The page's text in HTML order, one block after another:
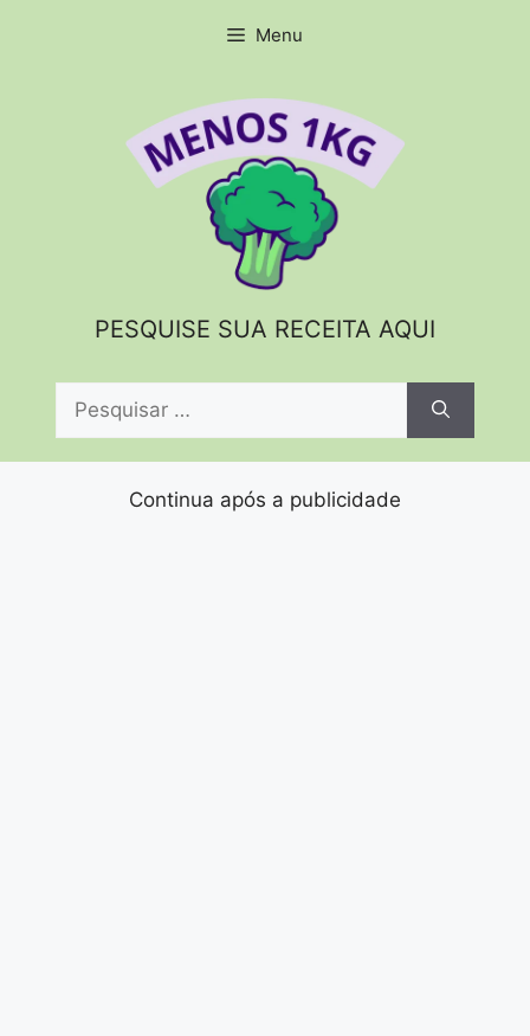
Menu
PESQUISE SUA RECEITA AQUI
Pesquisar
Continua após a publicidade